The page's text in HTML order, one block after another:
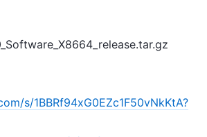
s/1BBRf94xG0EZc1F50vNkKtA?